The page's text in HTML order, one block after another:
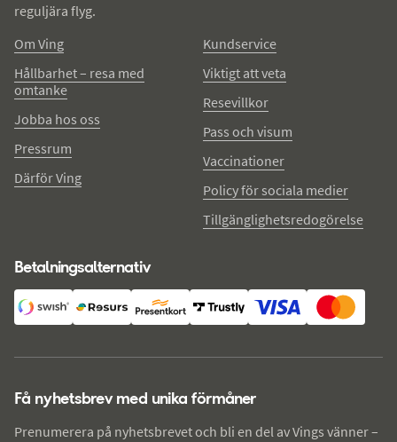
reguljära flyg.
Om Ving
Hållbarhet – resa med
omtanke
Jobba hos oss
Pressrum
Därför Ving
Kundservice
Viktigt att veta
Resevillkor
Pass och visum
Vaccinationer
Policy för sociala medier
Tillgänglighetsredogörelse
Betalningsalternativ
Få nyhetsbrev med unika förmåner
Prenumerera på nyhetsbrevet och bli en del av Vings vänner –